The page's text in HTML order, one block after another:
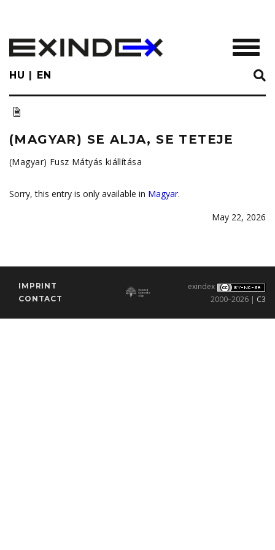
main
content
HU EN
(MAGYAR) SE ALJA, SE TETEJE
(Magyar) Fusz Mátyás kiállítása
Sorry, this entry is only available in Magyar.
May 22, 2026
IMPRINT
CONTACT
exindex
2000–2026 | C3